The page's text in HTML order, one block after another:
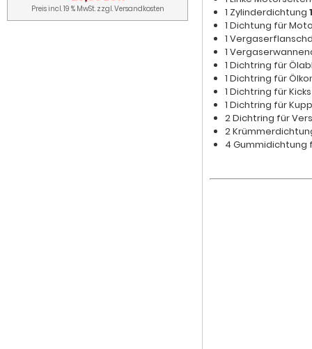
1 Zylinderdichtung
1 Dichtung für
1
1
1 Dichtring für
1 Dichtring für
1 Dichtring für
1 Dichtring für
2 Dichtring für
2
4 Gummidichtung
Preis incl. 19 % MwSt. zzgl.Versandkosten